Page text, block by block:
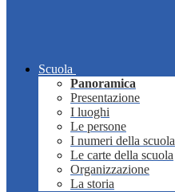
Scuola
Panoramica
Presentazione
I luoghi
Le persone
I numeri della scuola
Le carte della scuola
Organizzazione
La storia